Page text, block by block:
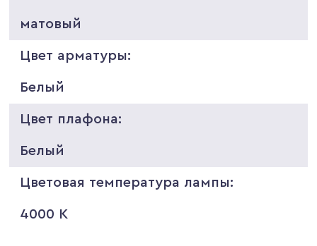
матовый
Цвет арматуры:
Белый
Цвет плафона:
Белый
Цветовая температура лампы:
4000 K